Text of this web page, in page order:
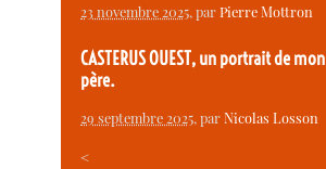
23 novembre 2025, parPierre Mottron
CASTERUS OUEST, un portrait de mon
père.
29 septembre 2025, parNicolas Losson
<